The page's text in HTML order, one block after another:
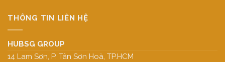
THÔNG TIN LIÊN HỆ
HUBSG GROUP
14 Lam Sơn, P. Tân Sơn Hoà, TP.HCM